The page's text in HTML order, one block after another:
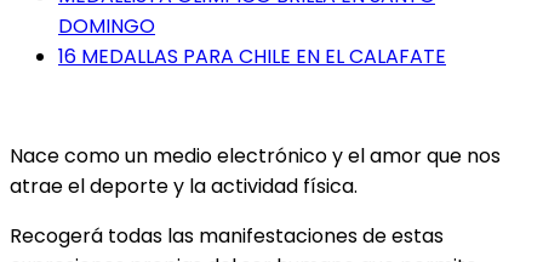
DOMINGO
16 MEDALLAS PARA CHILE EN EL CALAFATE
Nace como un medio electrónico y el amor que nos
atrae el deporte y la actividad física.
Recogerá todas las manifestaciones de estas